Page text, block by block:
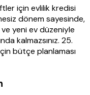
için evlilik kredisi
dönem sayesinde,
ve yeni ev düzeniyle
kalmazsınız. 25.
bütçe planlaması